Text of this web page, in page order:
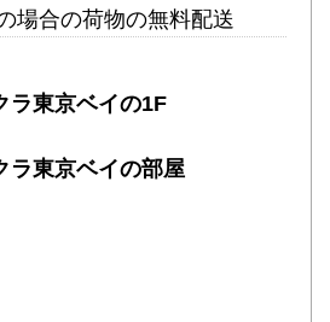
場合の荷物の無料配送
ラ東京ベイの1F
ラ東京ベイの部屋